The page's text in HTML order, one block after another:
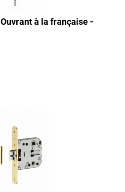
Ouvrant à la française -